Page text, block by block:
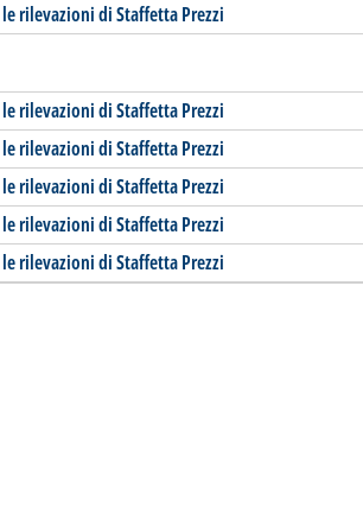
rilevazioni di Staffetta Prezzi
rilevazioni di Staffetta Prezzi
rilevazioni di Staffetta Prezzi
rilevazioni di Staffetta Prezzi
rilevazioni di Staffetta Prezzi
rilevazioni di Staffetta Prezzi